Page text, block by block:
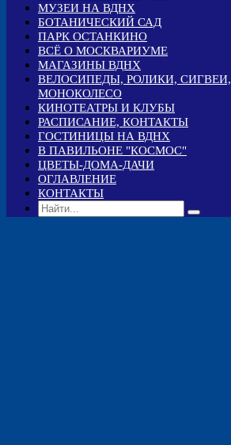
МУЗЕИ НА ВДНХ
БОТАНИЧЕСКИЙ САД
ПАРК ОСТАНКИНО
ВСЁ О МОСКВАРИУМЕ
МАГАЗИНЫ ВДНХ
ВЕЛОСИПЕДЫ, РОЛИКИ, СИГВЕИ,
МОНОКОЛЕСО
КИНОТЕАТРЫ И КЛУБЫ
РАСПИСАНИЕ, КОНТАКТЫ
ГОСТИНИЦЫ НА ВДНХ
В ПАВИЛЬОНЕ "КОСМОС"
ЦВЕТЫ-ДОМА-ДАЧИ
ОГЛАВЛЕНИЕ
КОНТАКТЫ